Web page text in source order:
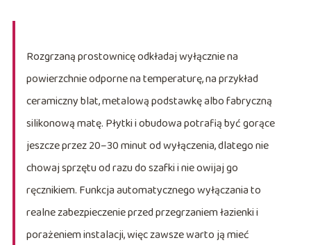
Rozgrzaną prostownicę odkładaj wyłącznie na
powierzchnie odporne na temperaturę, na przykład
ceramiczny blat, metalową podstawkę albo fabryczną
silikonową matę. Płytki i obudowa potrafią być gorące
jeszcze przez 20–30 minut od wyłączenia, dlatego nie
chowaj sprzętu od razu do szafki i nie owijaj go
ręcznikiem. Funkcja automatycznego wyłączania to
realne zabezpieczenie przed przegrzaniem łazienki i
porażeniem instalacji, więc zawsze warto ją mieć